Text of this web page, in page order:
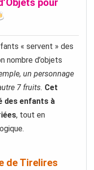
« servent » des
nombre d’objets
un personnage
7 fruits. Cet
des enfants à
, tout en
de Tirelires